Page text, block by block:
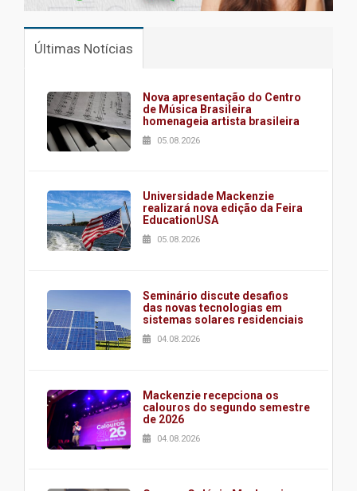
Últimas Notícias
Nova apresentação do Centro
de Música Brasileira
homenageia artista brasileira
05.08.2026
Universidade Mackenzie
realizará nova edição da Feira
EducationUSA
05.08.2026
Seminário discute desafios
das novas tecnologias em
sistemas solares residenciais
04.08.2026
Mackenzie recepciona os
calouros do segundo semestre
de 2026
04.08.2026